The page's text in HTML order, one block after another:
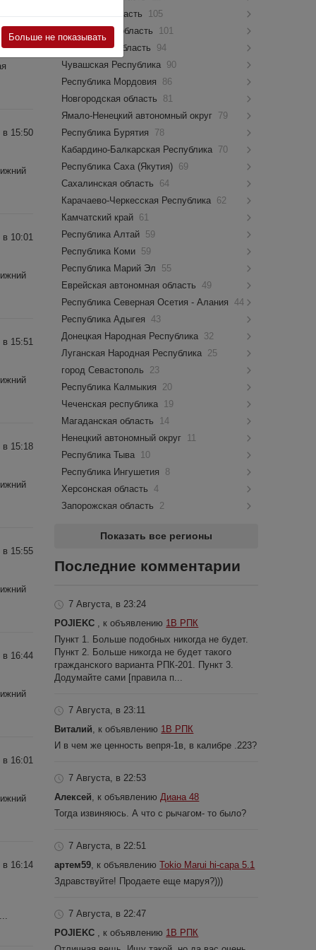
в 10:48
15:50
10:01
15:51
15:18
15:55
16:44
16:01
16:14
Больше не показывать
Псковская область
105
Костромская область
101
Мурманская область
94
Чувашская Республика 90
Республика Мордовия
86
Новгородская область
81
Ямало-Ненецкий автономный округ 79
Республика Бурятия
78
Кабардино-Балкарская Республика 70
Республика Саха (Якутия) 69
Сахалинская область
64
Карачаево-Черкесская Республика 62
Камчатский край 61
Республика Алтай 59
Республика Коми 59
Республика Марий Эл
55
Еврейская автономная область
49
Республика Северная Осетия - Алания
44
Республика Адыгея
43
Донецкая Народная Республика 32
Луганская Народная Республика 25
город Севастополь
23
Республика Калмыкия
20
Чеченская республика 19
Магаданская область
14
Ненецкий автономный округ 11
Республика Тыва 10
Республика Ингушетия
8
Херсонская область
4
Запорожская область
2
Показать все регионы
Последние комментарии
7 Августа, в 23:24
POJIEKC
, к объявлению 1В РПК
Пункт 1. Больше подобных никогда не будет.
Пункт 2. Больше никогда не будет такого
гражданского варианта РПК-201. Пункт 3.
Додумайте сами [правила п...
7 Августа, в 23:11
Виталий , к объявлению 1В РПК
И в чем же ценность вепря-1в, в калибре .223?
7 Августа, в 22:53
Алексей , к объявлению Диана 48
Тогда извиняюсь. А что с рычагом- то было?
7 Августа, в 22:51
артем59 , к объявлениюTokio Marui hi-capa 5.1
Здравствуйте! Продаете еще маруя?)))
7 Августа, в 22:47
POJIEKC
, к объявлению 1В РПК